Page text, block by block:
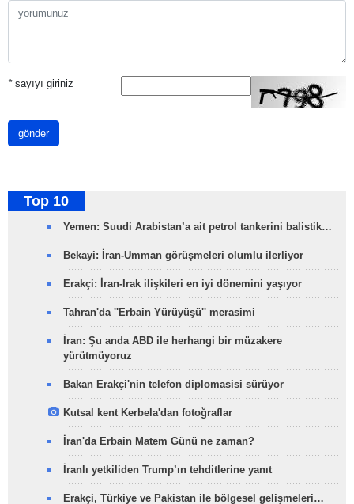
*sayıyı giriniz
gönder
Top 10
Yemen: Suudi Arabistan’a ait petrol tankerini balistik…
Bekayi: İran-Umman görüşmeleri olumlu ilerliyor
Erakçi: İran-Irak ilişkileri en iyi dönemini yaşıyor
Tahran'da ''Erbain Yürüyüşü'' merasimi
İran: Şu anda ABD ile herhangi bir müzakere
yürütmüyoruz
Bakan Erakçi'nin telefon diplomasisi sürüyor
Kutsal kent Kerbela'dan fotoğraflar
İran'da Erbain Matem Günü ne zaman?
İranlı yetkiliden Trump’ın tehditlerine yanıt
Erakçi, Türkiye ve Pakistan ile bölgesel gelişmeleri…